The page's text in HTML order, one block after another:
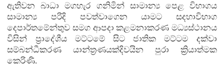
ඇතිවන බාධා මගහැර ගනිමින් සාමාන්‍ය පෙළ විභාගය
සාමාන්‍ය පරිදි පවත්වාගෙන යාමට සදහාවිභාග
දෙපාර්තමේන්තුව සමග ආපදා කළමනාකරණ මධ්‍යස්ථානය
විසින් ප්‍රාදේශීය මට්ටමේ සිට ජාතික මට්ටම දක්වා
සම්බන්ධීකරණ යාන්ත්‍රණයක්දිවයින පුරා ක්‍රියාත්මක
කෙරිණි.